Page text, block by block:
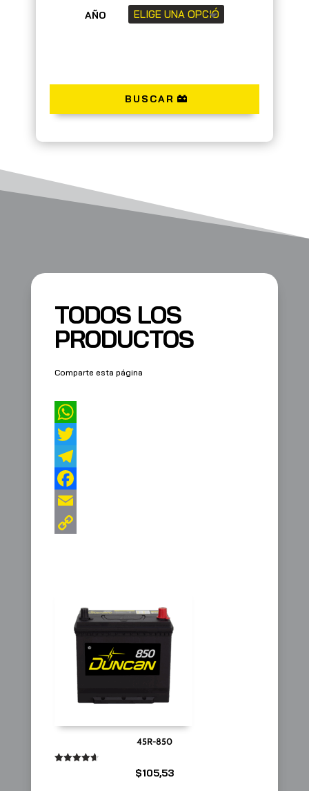
AÑO
BUSCAR
TODOS LOS
PRODUCTOS
Comparte esta página
45R-850
$105,53